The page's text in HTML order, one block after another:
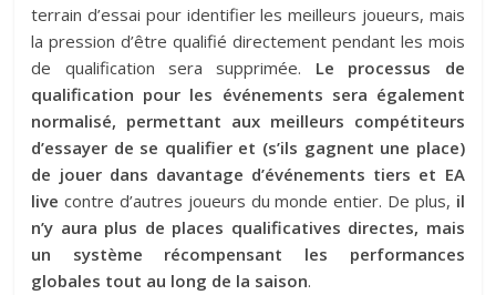
terrain d’essai pour identifier les meilleurs joueurs, mais
la pression d’être qualifié directement pendant les mois
de qualification sera supprimée. Le processus de
qualification pour les événements sera également
normalisé, permettant aux meilleurs compétiteurs
d’essayer de se qualifier et (s’ils gagnent une place)
de jouer dans davantage d’événements tiers et EA
live contre d’autres joueurs du monde entier. De plus, il
n’y aura plus de places qualificatives directes, mais
un système récompensant les performances
globales tout au long de la saison.